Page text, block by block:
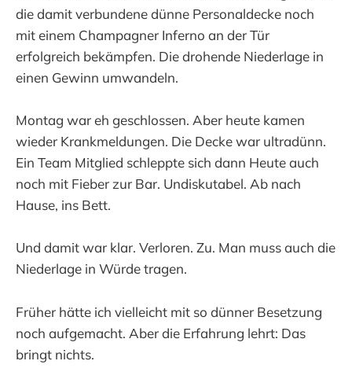
die damit verbundene dünne Personaldecke noch
mit einem Champagner Inferno an der Tür
erfolgreich bekämpfen. Die drohende Niederlage in
einen Gewinn umwandeln.
Montag war eh geschlossen. Aber heute kamen
wieder Krankmeldungen. Die Decke war ultradünn.
Ein Team Mitglied schleppte sich dann Heute auch
noch mit Fieber zur Bar. Undiskutabel. Ab nach
Hause, ins Bett.
Und damit war klar. Verloren. Zu. Man muss auch die
Niederlage in Würde tragen.
Früher hätte ich vielleicht mit so dünner Besetzung
noch aufgemacht. Aber die Erfahrung lehrt: Das
bringt nichts.